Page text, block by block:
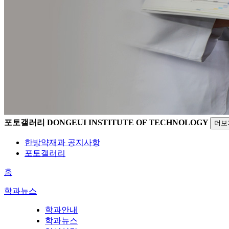
포토갤러리 DONGEUI INSTITUTE OF TECHNOLOGY 더보
한방약재과 공지사항
포토갤러리
홈
학과뉴스
학과안내
학과뉴스